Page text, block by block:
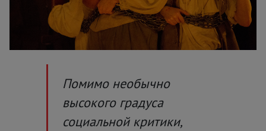
Помимо необычно
высокого градуса
социальной критики,